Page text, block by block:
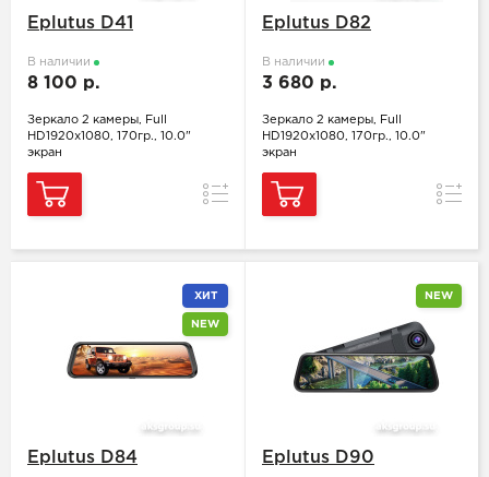
Eplutus D41
В наличии
8 100 р.
Зеркало 2 камеры, Full
HD1920x1080, 170гр., 10.0"
экран
Сравнение
Eplutus D82
В наличии
3 680 р.
Зеркало 2 камеры, Full
HD1920x1080, 170гр., 10.0"
экран
ХИТ
NEW
Eplutus D84
NEW
Eplutus D90